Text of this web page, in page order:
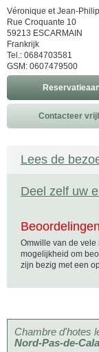
Véronique et Jean-
Rue Croquante 10
59213 ESCARMAIN
Frankrijk
Tel.: 0684703581
GSM: 0607479500
Contacteer
Lees de
Deel zelf uw
Omwille van de
mogelijkheid om
zijn bezig met een
Chambre d'hotes
Nord-Pas-de-